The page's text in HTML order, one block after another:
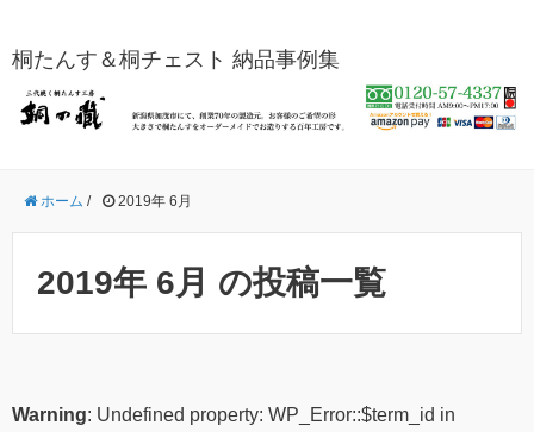
桐たんす＆桐チェスト 納品事例集
ホーム / 2019年 6月
2019年 6月 の投稿一覧
Warning: Undefined property: WP_Error::$term_id in